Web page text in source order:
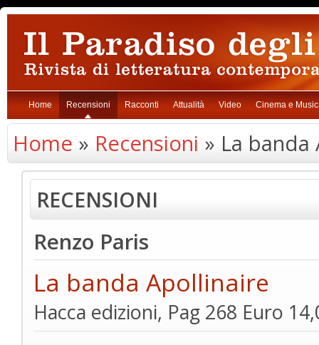
Home Recensioni Racconti Attualità Video Cinema e
Home » Recensioni » La
RECENSIONI
Renzo Paris
La banda Apollinaire
Hacca edizioni, Pag 268 Euro